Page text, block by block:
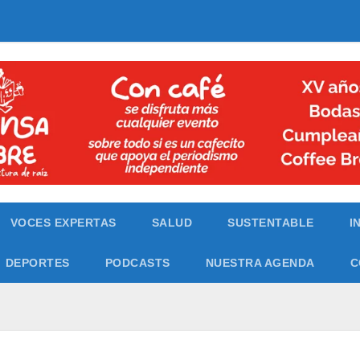
VOCES EXPERTAS SALUD SUSTENTABLE
DEPORTES PODCASTS NUESTRA AGENDA